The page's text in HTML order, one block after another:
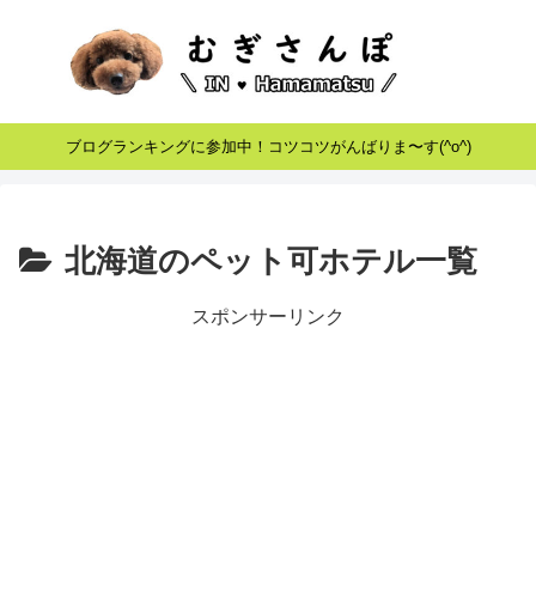
ブログランキングに参加中！コツコツがんばりま〜す(^o^)
北海道のペット可ホテル一覧
スポンサーリンク